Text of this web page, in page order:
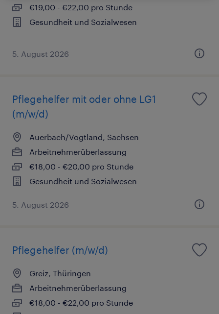
€19,00 - €22,00 pro Stunde
Gesundheit und Sozialwesen
5. August 2026
Pflegehelfer mit oder ohne LG1
(m/w/d)
Auerbach/Vogtland, Sachsen
Arbeitnehmerüberlassung
€18,00 - €20,00 pro Stunde
Gesundheit und Sozialwesen
5. August 2026
Pflegehelfer (m/w/d)
Greiz, Thüringen
Arbeitnehmerüberlassung
€18,00 - €22,00 pro Stunde